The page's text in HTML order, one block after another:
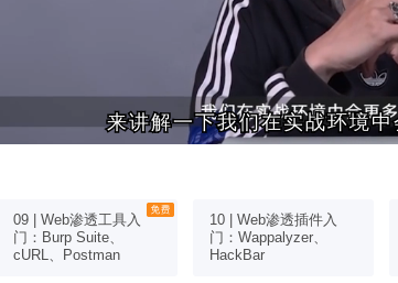
来讲解一下我们在实战环境
来讲解一下我们在实战环境
09 | Web渗透工具入
门：Burp Suite、
cURL、Postman
10 | Web渗透插件入
门：Wappalyzer、
HackBar